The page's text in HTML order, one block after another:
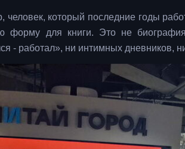
человек, который последние годы
форму для книги. Это не
- работал», ни интимных дневников,